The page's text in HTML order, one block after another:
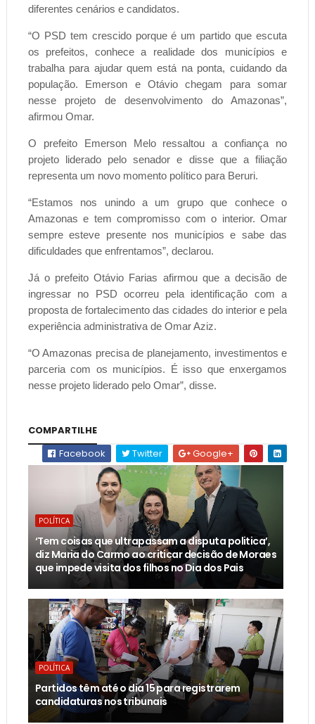
diferentes cenários e candidatos.
“O PSD tem crescido porque é um partido que escuta
os prefeitos, conhece a realidade dos municípios e
trabalha para ajudar quem está na ponta, cuidando da
população. Emerson e Otávio chegam para somar
nesse projeto de desenvolvimento do Amazonas”,
afirmou Omar.
O prefeito Emerson Melo ressaltou a confiança no
projeto liderado pelo senador e disse que a filiação
representa um novo momento político para Beruri.
“Estamos nos unindo a um grupo que conhece o
Amazonas e tem compromisso com o interior. Omar
sempre esteve presente nos municípios e sabe das
dificuldades que enfrentamos”, declarou.
Já o prefeito Otávio Farias afirmou que a decisão de
ingressar no PSD ocorreu pela identificação com a
proposta de fortalecimento das cidades do interior e pela
experiência administrativa de Omar Aziz.
“O Amazonas precisa de planejamento, investimentos e
parceria com os municípios. É isso que enxergamos
nesse projeto liderado pelo Omar”, disse.
COMPARTILHE
Facebook
Twitter Google+
POLÍTICA
‘Tem coisas que ultrapassam a disputa politica’,
diz Maria do Carmo ao criticar decisão de Moraes
que impede visita dos filhos no Dia dos Pais
POLÍTICA
Partidos têm até o dia 15 para registrarem
candidaturas nos tribunais